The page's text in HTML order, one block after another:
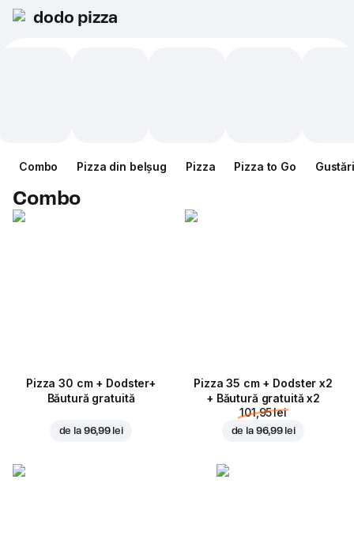
dodo pizza
Combo Pizza din belșug Pizza Pizza to Go Gustări
Combo
Pizza 30 cm + Dodster+
Băutură gratuită
de la 96,99 lei
Pizza 35 cm + Dodster x2
+ Băutură gratuită x2
101,95 lei
de la 96,99 lei